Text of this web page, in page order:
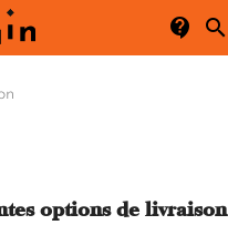
search

options de livraison